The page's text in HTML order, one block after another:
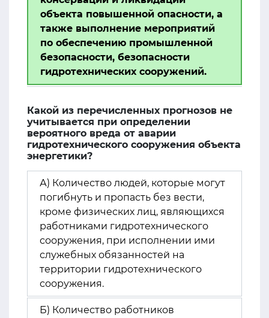
объекта повышенной опасности, а
также выполнение мероприятий
по обеспечению промышленной
безопасности, безопасности
гидротехнических сооружений.
Какой из перечисленных прогнозов не
учитывается при определении
вероятного вреда от аварии
гидротехнического сооружения объекта
энергетики?
А) Количество людей, которые могут
погибнуть и пропасть без вести,
кроме физических лиц, являющихся
работниками гидротехнического
сооружения, при исполнении ими
служебных обязанностей на
территории гидротехнического
сооружения.
Б) Количество работников